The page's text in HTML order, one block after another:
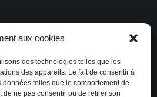
aux cookies
des technologies telles que les
des appareils. Le fait de consentir à
telles que le comportement de
ne pas consentir ou de retirer son